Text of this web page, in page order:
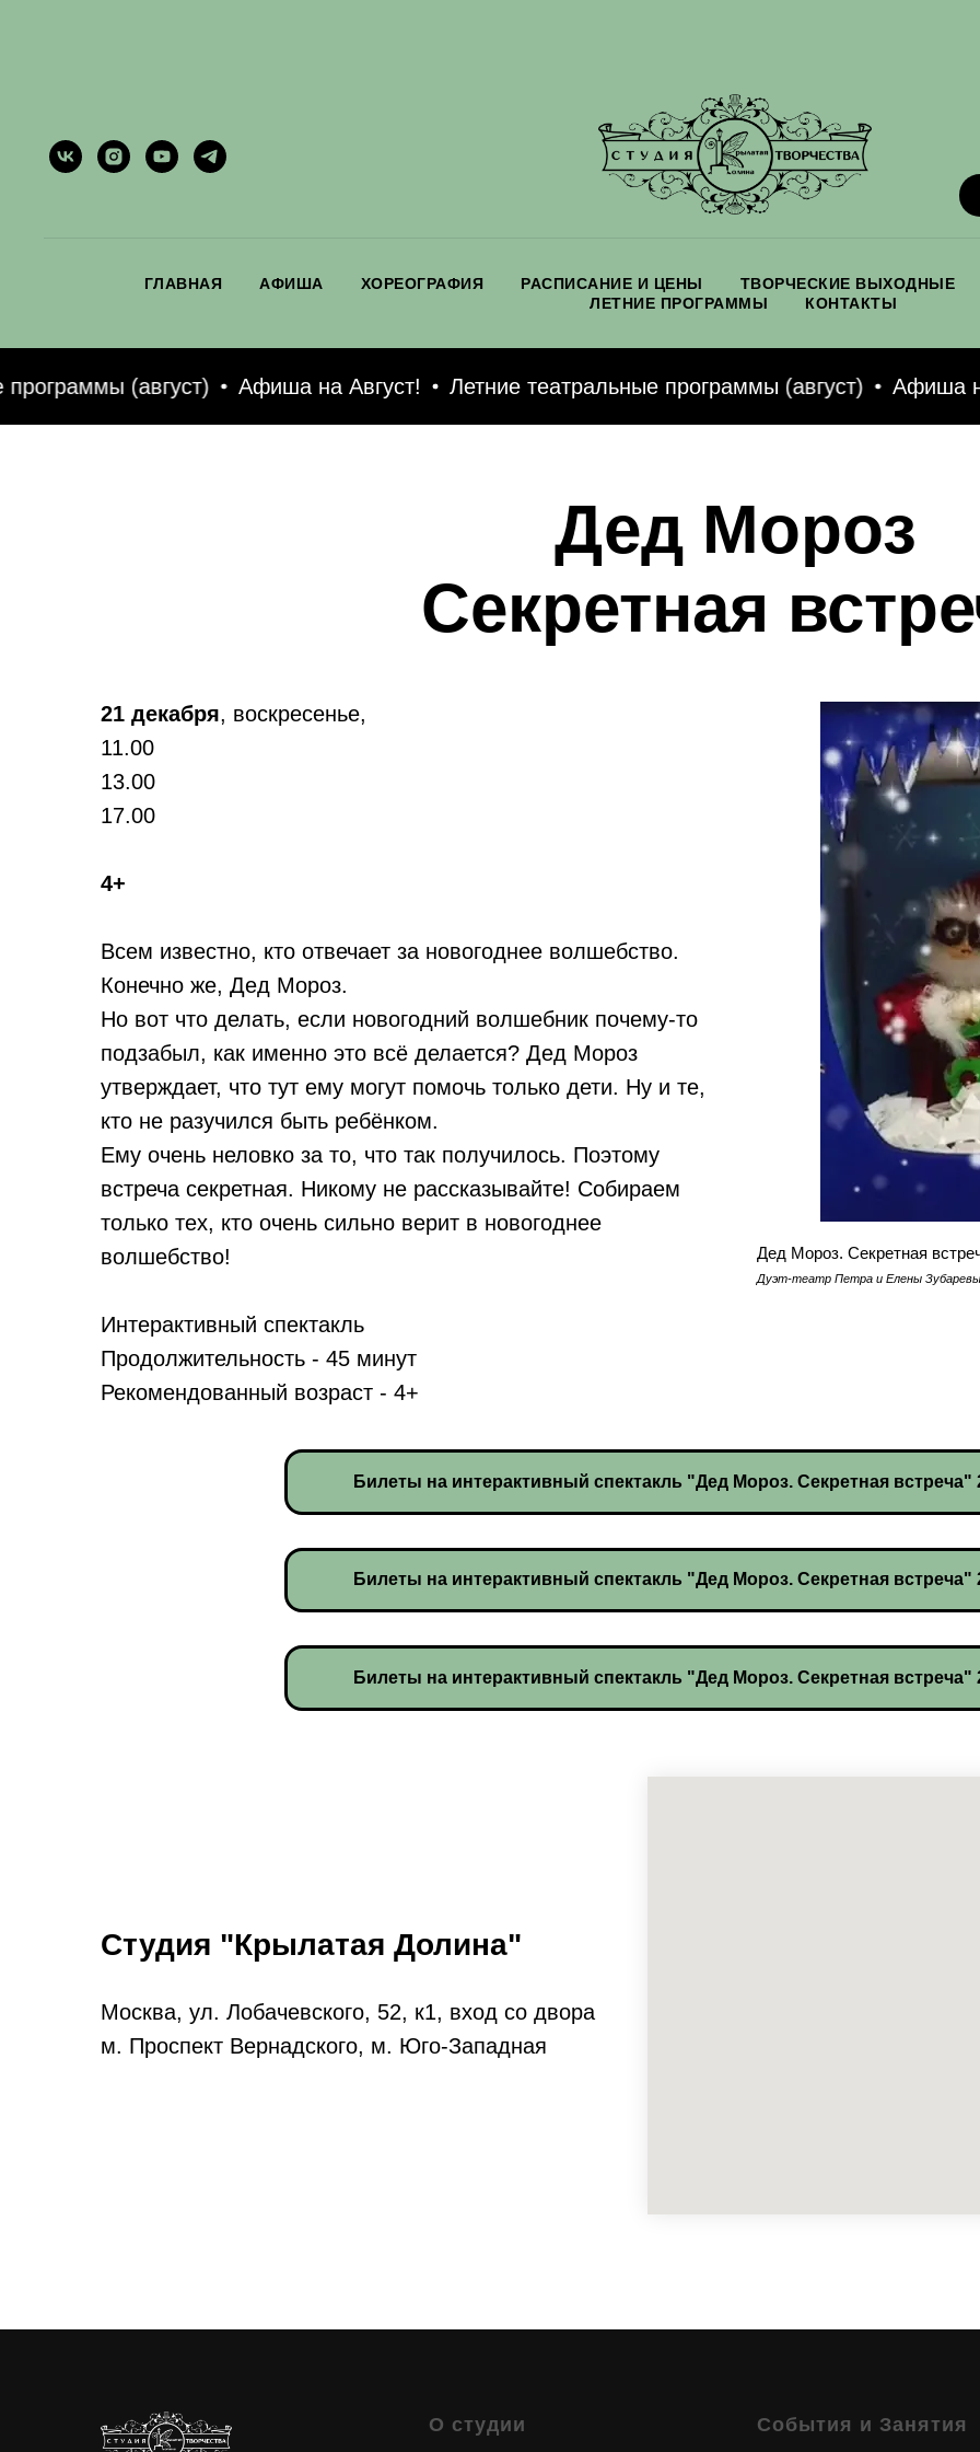
ГЛАВНАЯ АФИША ХОРЕОГРАФИЯ РАСПИСАНИЕ И ЦЕНЫ
ТВОРЧЕСКИЕ ВЫХОДНЫЕ
ЛЕТНИЕ ПРОГРАММЫ
КОНТАКТЫ
(август) Афиша на Август! Летние театральные программы (август) Афиша на
Дед Мороз
Секретная
21 декабря, воскресенье,
11.00
13.00
17.00
4+
Всем известно, кто отвечает за новогоднее волшебство.
Конечно же, Дед Мороз.
Но вот что делать, если новогодний волшебник почему-то
подзабыл, как именно это всë делается? Дед Мороз
утверждает, что тут ему могут помочь только дети. Ну и те,
кто не разучился быть ребëнком.
Ему очень неловко за то, что так получилось. Поэтому
встреча секретная. Никому не рассказывайте! Собираем
только тех, кто очень сильно верит в новогоднее
волшебство!
Интерактивный спектакль
Продолжительность - 45 минут
Рекомендованный возраст - 4+
Дед Мороз. Секретная
Дуэт-театр Петра и Елены
Билеты на интерактивный спектакль "Дед Мороз. Секретная встреча"
Билеты на интерактивный спектакль "Дед Мороз. Секретная встреча"
Билеты на интерактивный спектакль "Дед Мороз. Секретная встреча"
Студия "Крылатая Долина"
Москва, ул. Лобачевского, 52, к1, вход со двора
м. Проспект Вернадского, м. Юго-Западная
О студии События и Занятия